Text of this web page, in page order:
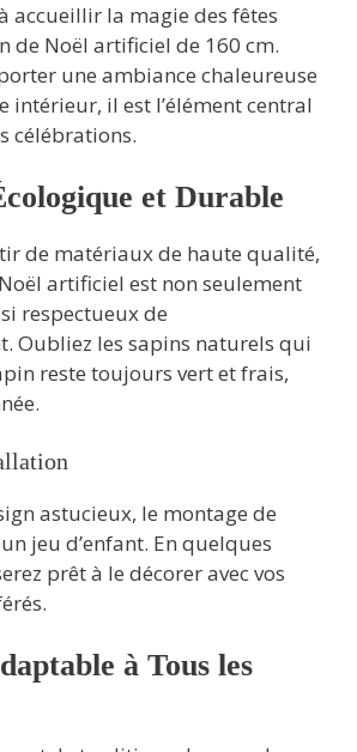
accueillir la magie des fêtes
de Noël artificiel de 160 cm.
une ambiance chaleureuse
intérieur, il est l’élément central
célébrations.
et Durable
de matériaux de haute qualité,
artificiel est non seulement
respectueux de
Oubliez les sapins naturels qui
reste toujours vert et frais,
astucieux, le montage de
jeu d’enfant. En quelques
prêt à le décorer avec vos
à Tous les